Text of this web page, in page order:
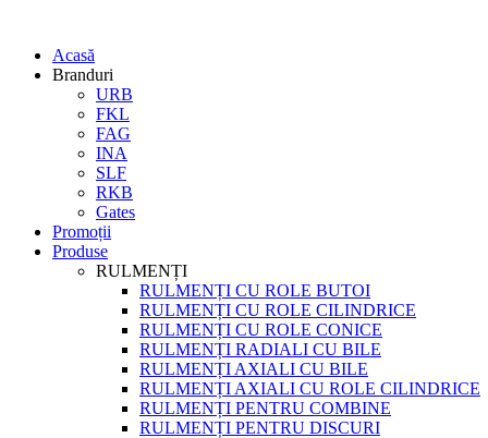
Acasă
Branduri
URB
FKL
FAG
INA
SLF
RKB
Gates
Promoții
Produse
RULMENȚI
RULMENȚI CU ROLE BUTOI
RULMENȚI CU ROLE CILINDRICE
RULMENȚI CU ROLE CONICE
RULMENȚI RADIALI CU BILE
RULMENȚI AXIALI CU BILE
RULMENȚI AXIALI CU ROLE CILINDRICE
RULMENȚI PENTRU COMBINE
RULMENȚI PENTRU DISCURI